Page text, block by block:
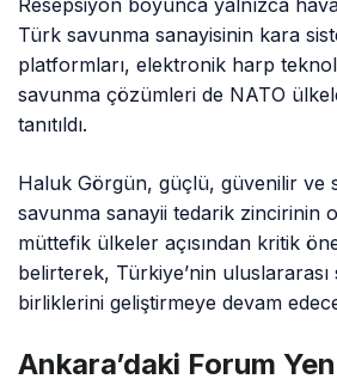
Türk savunma sanayisinin kara
platformları, elektronik harp
savunma çözümleri de NATO
tanıtıldı.
Haluk Görgün, güçlü, güvenilir ve
savunma sanayii tedarik zincirinin
müttefik ülkeler açısından kritik
belirterek, Türkiye’nin uluslararası
birliklerini geliştirmeye devam
Ankara’daki Forum